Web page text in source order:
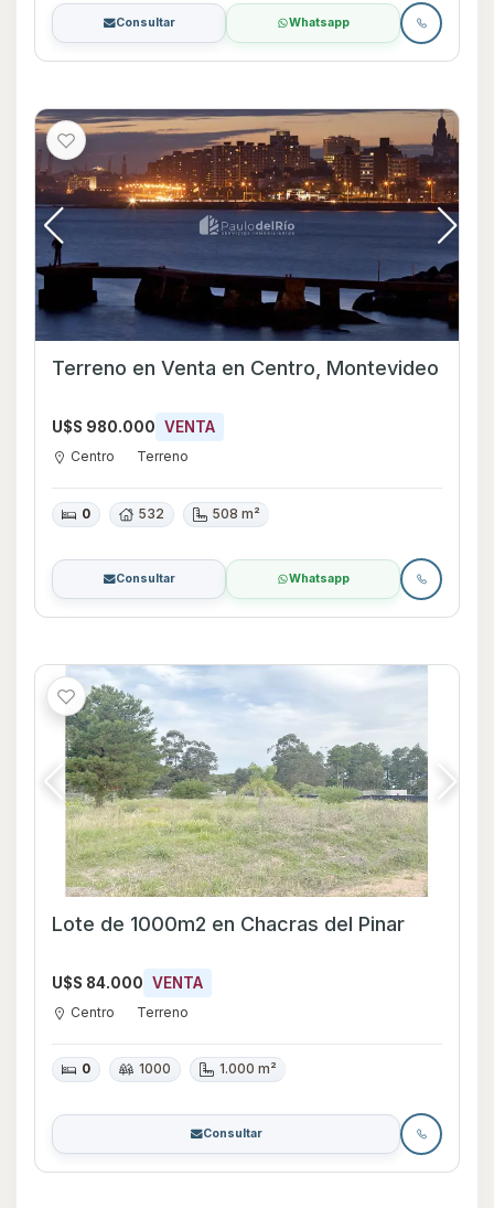
Consultar Whatsapp
Terreno en Venta en Centro, Montevideo
U$S 980.000 VENTA
Centro Terreno
0 532 508 m²
Consultar Whatsapp
Lote de 1000m2 en Chacras del Pinar
U$S 84.000 VENTA
Centro Terreno
0 1000 1.000 m²
Consultar